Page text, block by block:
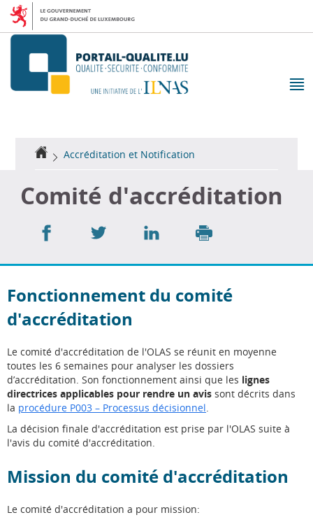
Aller
la
Aller
contenu
Accueil
Accréditation et Notification
Comité d'accréditation
Partager
Partager
Partager
Fonctionnement du comité
d'accréditation
Le comité d'accréditation de l'OLAS se réunit en moyenne
toutes les 6 semaines pour analyser les dossiers
d’accréditation. Son fonctionnement ainsi que les lignes
directrices applicables pour rendre un avis sont décrits dans
la procédure P003 – Processus décisionnel.
La décision finale d'accréditation est prise par l'OLAS suite à
l'avis du comité d'accréditation.
Mission du comité d'accréditation
Le comité d'accréditation a pour mission: